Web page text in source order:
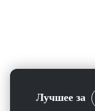
Лучшее за